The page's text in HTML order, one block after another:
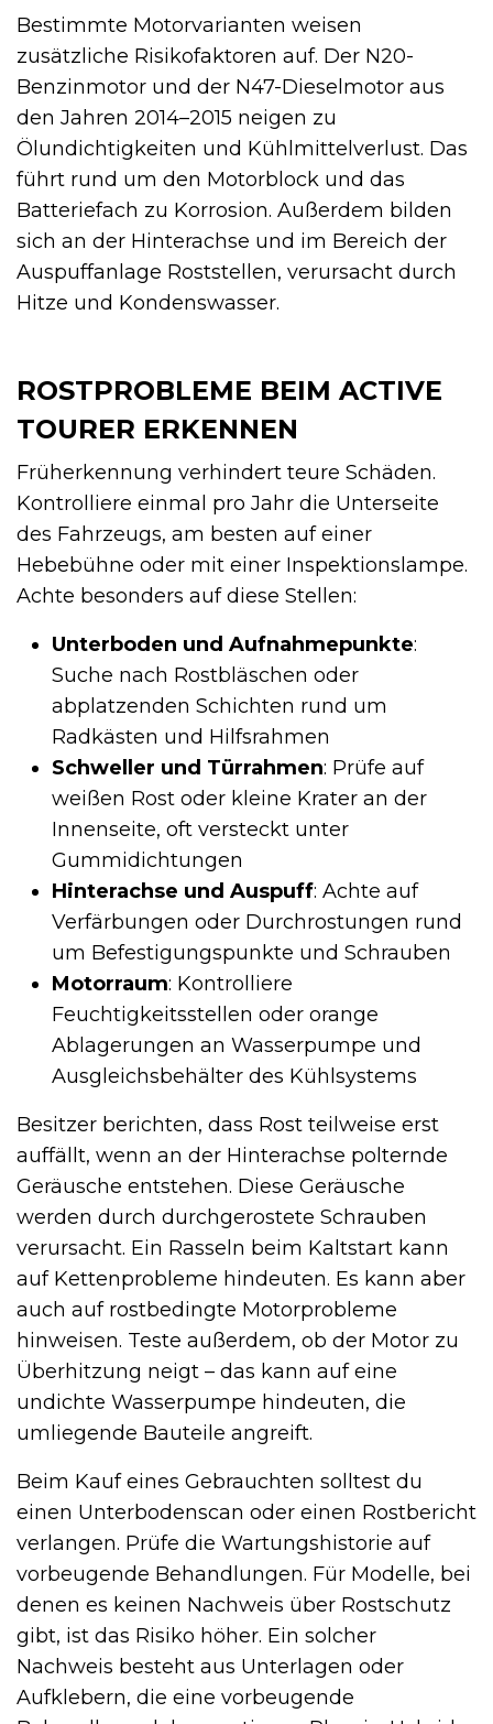
Bestimmte Motorvarianten weisen
zusätzliche Risikofaktoren auf. Der N20-
Benzinmotor und der N47-Dieselmotor aus
den Jahren 2014–2015 neigen zu
Ölundichtigkeiten und Kühlmittelverlust. Das
führt rund um den Motorblock und das
Batteriefach zu Korrosion. Außerdem bilden
sich an der Hinterachse und im Bereich der
Auspuffanlage Roststellen, verursacht durch
Hitze und Kondenswasser.
ROSTPROBLEME BEIM ACTIVE
TOURER ERKENNEN
Früherkennung verhindert teure Schäden.
Kontrolliere einmal pro Jahr die Unterseite
des Fahrzeugs, am besten auf einer
Hebebühne oder mit einer Inspektionslampe.
Achte besonders auf diese Stellen:
Unterboden und Aufnahmepunkte:
Suche nach Rostbläschen oder
abplatzenden Schichten rund um
Radkästen und Hilfsrahmen
Schweller und Türrahmen: Prüfe auf
weißen Rost oder kleine Krater an der
Innenseite, oft versteckt unter
Gummidichtungen
Hinterachse und Auspuff: Achte auf
Verfärbungen oder Durchrostungen rund
um Befestigungspunkte und Schrauben
Motorraum: Kontrolliere
Feuchtigkeitsstellen oder orange
Ablagerungen an Wasserpumpe und
Ausgleichsbehälter des Kühlsystems
Besitzer berichten, dass Rost teilweise erst
auffällt, wenn an der Hinterachse polternde
Geräusche entstehen. Diese Geräusche
werden durch durchgerostete Schrauben
verursacht. Ein Rasseln beim Kaltstart kann
auf Kettenprobleme hindeuten. Es kann aber
auch auf rostbedingte Motorprobleme
hinweisen. Teste außerdem, ob der Motor zu
Überhitzung neigt – das kann auf eine
undichte Wasserpumpe hindeuten, die
umliegende Bauteile angreift.
Beim Kauf eines Gebrauchten solltest du
einen Unterbodenscan oder einen Rostbericht
verlangen. Prüfe die Wartungshistorie auf
vorbeugende Behandlungen. Für Modelle, bei
denen es keinen Nachweis über Rostschutz
gibt, ist das Risiko höher. Ein solcher
Nachweis besteht aus Unterlagen oder
Aufklebern, die eine vorbeugende